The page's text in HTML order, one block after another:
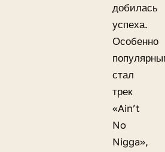
добилась
успеха.
Особенно
стал
трек
«Ain’t
No
Nigga»,